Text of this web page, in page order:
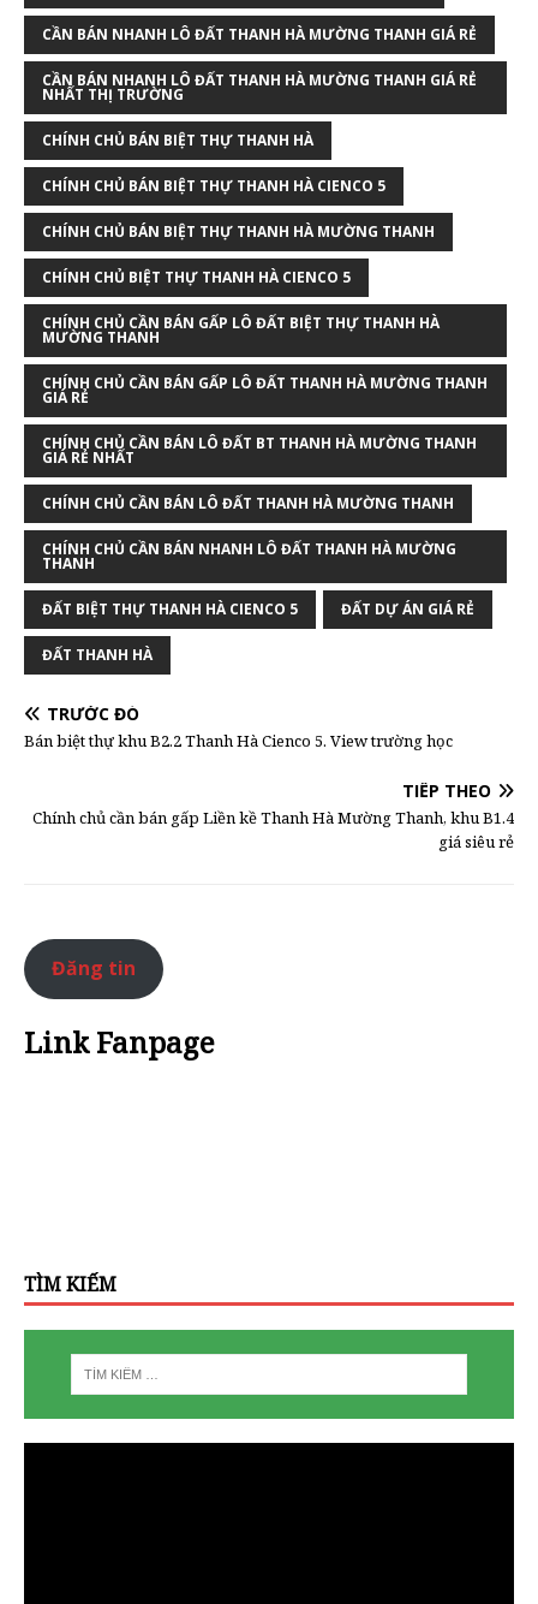
CẦN BÁN NHANH LÔ ĐẤT THANH HÀ MƯỜNG THANH GIÁ RẺ
CẦN BÁN NHANH LÔ ĐẤT THANH HÀ MƯỜNG THANH GIÁ RẺ
NHẤT THỊ TRƯỜNG
CHÍNH CHỦ BÁN BIỆT THỰ THANH HÀ
CHÍNH CHỦ BÁN BIỆT THỰ THANH HÀ CIENCO 5
CHÍNH CHỦ BÁN BIỆT THỰ THANH HÀ MƯỜNG THANH
CHÍNH CHỦ BIỆT THỰ THANH HÀ CIENCO 5
CHÍNH CHỦ CẦN BÁN GẤP LÔ ĐẤT BIỆT THỰ THANH HÀ
MƯỜNG THANH
CHÍNH CHỦ CẦN BÁN GẤP LÔ ĐẤT THANH HÀ MƯỜNG THANH
GIÁ RẺ
CHÍNH CHỦ CẦN BÁN LÔ ĐẤT BT THANH HÀ MƯỜNG THANH
GIÁ RẺ NHẤT
CHÍNH CHỦ CẦN BÁN LÔ ĐẤT THANH HÀ MƯỜNG THANH
CHÍNH CHỦ CẦN BÁN NHANH LÔ ĐẤT THANH HÀ MƯỜNG
THANH
ĐẤT BIỆT THỰ THANH HÀ CIENCO 5 ĐẤT DỰ ÁN GIÁ RẺ
ĐẤT THANH HÀ
TRƯỚC ĐÓ
Bán biệt thự khu B2.2 Thanh Hà Cienco 5. View trường học
TIẾP THEO
Chính chủ cần bán gấp Liền kề Thanh Hà Mường Thanh, khu B1.4
giá siêu rẻ
Đăng tin
Link Fanpage
TÌM KIẾM